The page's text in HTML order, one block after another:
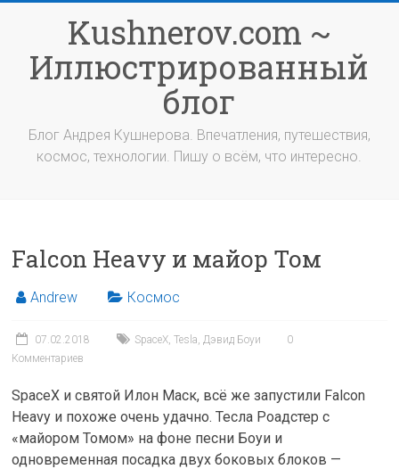
содержимомуKushnerov.com ~
Иллюстрированный
блог
Блог Андрея Кушнерова. Впечатления, путешествия,
космос, технологии. Пишу о всём, что интересно.
Falcon Heavy и майор Том
Andrew Космос
07.02.2018 SpaceX,Tesla,Дэвид Боуи
0
Комментариев
SpaceX и святой Илон Маск, всё же запустили Falcon
Heavу и похоже очень удачно. Тесла Роадстер с
«майором Томом» на фоне песни Боуи и
одновременная посадка двух боковых блоков —